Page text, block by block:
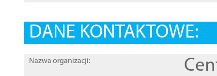
DANE KONTAKTOWE:
Nazwa organizacji: